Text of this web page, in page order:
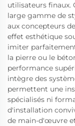
utilisateurs finaux.
large gamme de
aux concepteurs
effet esthétique
imiter
la pierre ou le
performance
intègre des
permettent une
spécialisés ni
d'installation
de main-d'œuvre